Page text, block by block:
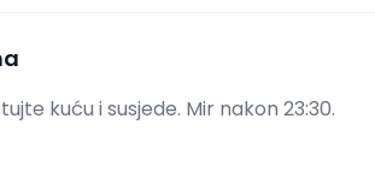
kuću i susjede. Mir nakon 23:30.